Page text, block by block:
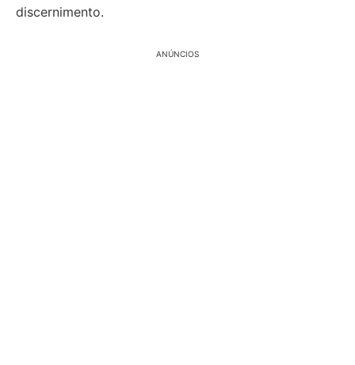
discernimento.
ANÚNCIOS